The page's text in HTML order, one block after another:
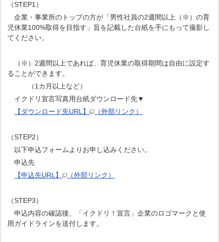
（STEP1）
企業・事業所のトップの方が「男性社員の2週間以上（※）の育
児休業100%取得を目指す」旨を記載した台紙を手にもって撮影し
てください。
（※）2週間以上であれば、育児休業の取得期間は自由に設定す
ることができます。
（1カ月以上など）
イクドリ宣言写真用台紙ダウンロード先▼
【ダウンロード先URL】
（外部リンク）
（STEP2）
以下申込フォームよりお申し込みください。
申込先
【申込先URL】
（外部リンク）
（STEP3）
申込内容の確認後、「イクドリ！宣言」企業のロゴマークと使
用ガイドラインを送付します。